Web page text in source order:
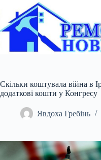
вмісту
Скільки коштувала війна в
додаткові кошти у Конгресу
Явдоха Гребінь